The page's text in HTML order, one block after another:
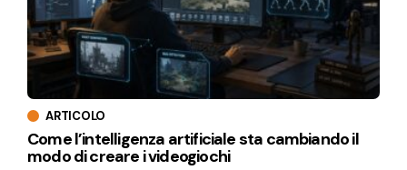
ARTICOLO
Come l’intelligenza artificiale sta cambiando il
modo di creare i videogiochi